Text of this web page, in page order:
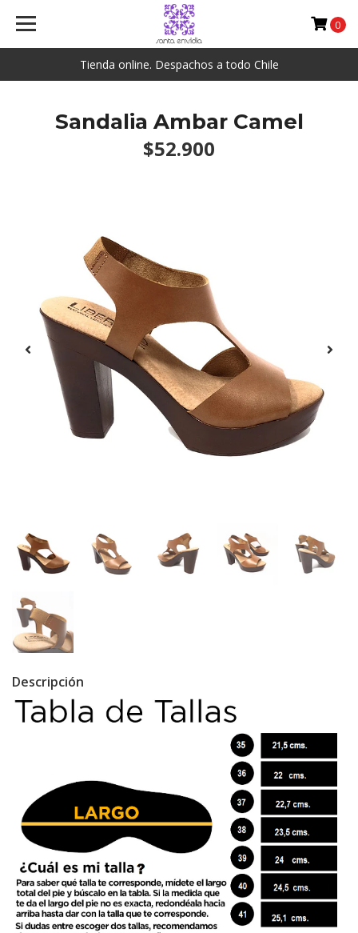
Tienda online. Despachos a todo Chile
0
Sandalia Ambar Camel
$52.900
Descripción